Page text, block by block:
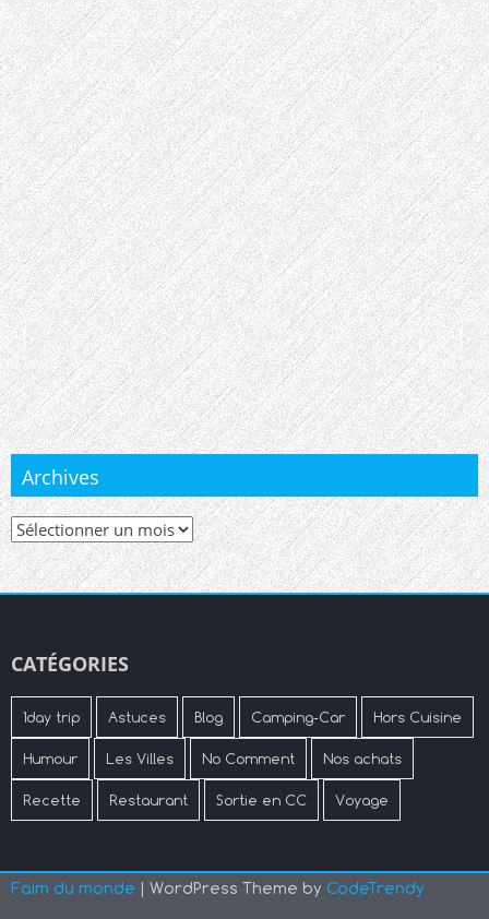
Archives
Archives
CATÉGORIES
1day trip Astuces Blog Camping-Car Hors Cuisine
Humour Les Villes No Comment Nos achats
Recette Restaurant Sortie en CC Voyage
Faim du monde | WordPress Theme by CodeTrendy